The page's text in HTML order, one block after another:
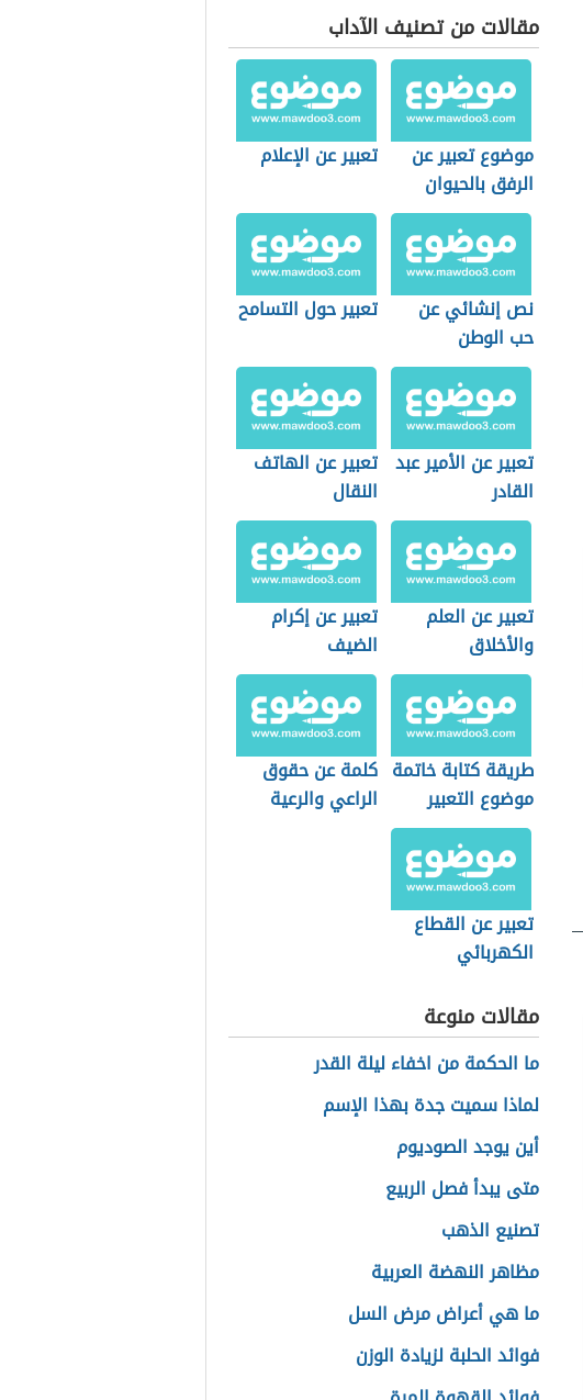
مقالات من تصنيف الآداب
موضوع تعبير عن
الرفق بالحيوان
تعبير عن الإعلام
نص إنشائي عن
حب الوطن
والانتماء إليه
(لطلاب الابتدائي)
تعبير حول التسامح
تعبير عن الأمير عبد
القادر
تعبير عن الهاتف
النقال
تعبير عن العلم
والأخلاق
تعبير عن إكرام
الضيف
طريقة كتابة خاتمة
موضوع التعبير
كلمة عن حقوق
الراعي والرعية
تعبير عن القطاع
الكهربائي
مقالات منوعة
ما الحكمة من اخفاء ليلة القدر
لماذا سميت جدة بهذا الإسم
أين يوجد الصوديوم
متى يبدأ فصل الربيع
تصنيع الذهب
مظاهر النهضة العربية
ما هي أعراض مرض السل
فوائد الحلبة لزيادة الوزن